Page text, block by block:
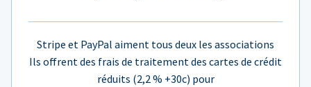
Stripe et PayPal aiment tous deux les associations
Ils offrent des frais de traitement des cartes de crédit
réduits (2,2 % +30c) pour